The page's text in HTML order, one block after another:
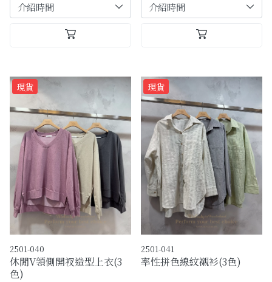
現貨
2501-040
休閒V領側開衩造型上衣(3
色)
現貨
2501-041
率性拼色線紋襯衫(3色)